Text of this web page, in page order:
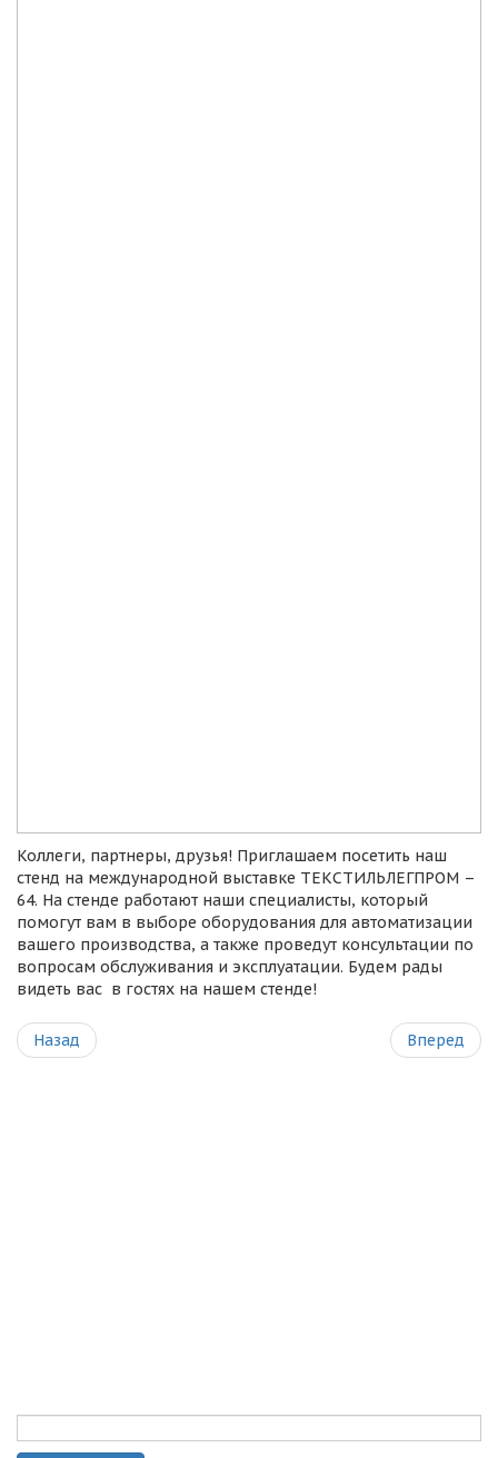
Коллеги, партнеры, друзья! Приглашаем посетить наш
стенд на международной выставке ТЕКСТИЛЬЛЕГПРОМ –
64. На стенде работают наши специалисты, который
помогут вам в выборе оборудования для автоматизации
вашего производства, а также проведут консультации по
вопросам обслуживания и эксплуатации. Будем рады
видеть вас в гостях на нашем стенде!
Назад Вперед